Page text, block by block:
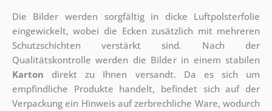
Die Bilder werden sorgfältig in dicke Luftpolsterfolie
eingewickelt, wobei die Ecken zusätzlich mit mehreren
Schutzschichten verstärkt sind. Nach der
Qualitätskontrolle werden die Bilder in einem stabilen
Karton direkt zu Ihnen versandt. Da es sich um
empfindliche Produkte handelt, befindet sich auf der
Verpackung ein Hinweis auf zerbrechliche Ware, wodurch